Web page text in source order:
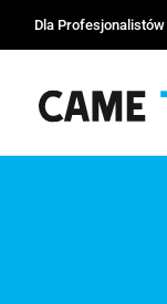
Dla Profesjonalistów